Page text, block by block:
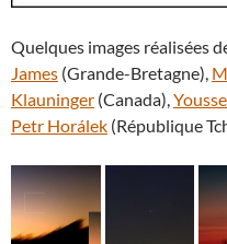
Quelques images réalisées
James (Grande-Bretagne),
Klauninger (Canada),
Petr Horálek (République